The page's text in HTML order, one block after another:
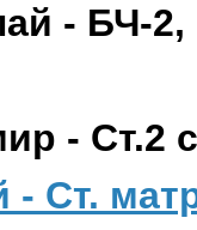
- БЧ-
- Ст.2
- Ст.